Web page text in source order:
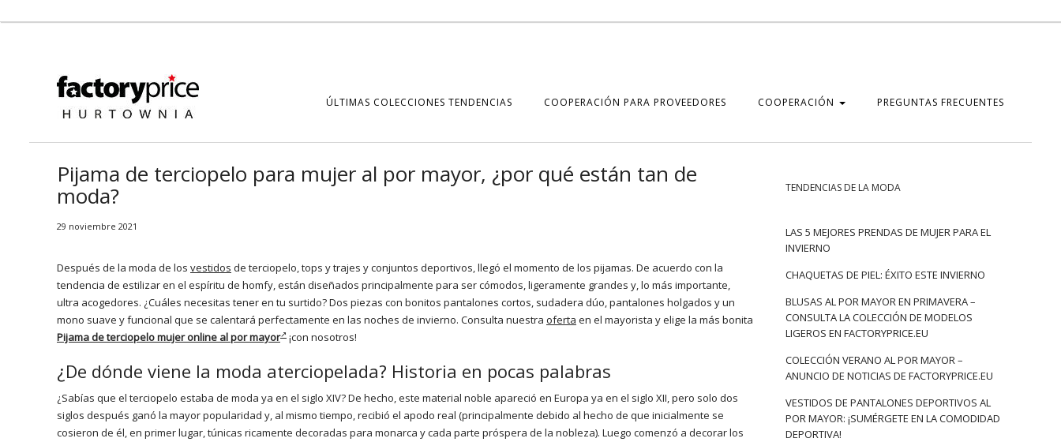
ÚLTIMAS COLECCIONES TENDENCIAS COOPERACIÓN PARA PROVEEDORES COOPERACIÓN PREGUNTAS FRECUENTES
Pijama de terciopelo para mujer al por mayor, ¿por qué están tan de
moda?
29 noviembre 2021
Después de la moda de los vestidos de terciopelo, tops y trajes y conjuntos deportivos, llegó el momento de los pijamas. De acuerdo con la
tendencia de estilizar en el espíritu de homfy, están diseñados principalmente para ser cómodos, ligeramente grandes y, lo más importante,
ultra acogedores. ¿Cuáles necesitas tener en tu surtido? Dos piezas con bonitos pantalones cortos, sudadera dúo, pantalones holgados y un
mono suave y funcional que se calentará perfectamente en las noches de invierno. Consulta nuestra oferta en el mayorista y elige la más bonita
Pijama de terciopelo mujer online al por mayor
¡con nosotros!
¿De dónde viene la moda aterciopelada? Historia en pocas palabras
¿Sabías que el terciopelo estaba de moda ya en el siglo XIV? De hecho, este material noble apareció en Europa ya en el siglo XII, pero solo dos
siglos después ganó la mayor popularidad y, al mismo tiempo, recibió el apodo real (principalmente debido al hecho de que inicialmente se
cosieron de él, en primer lugar, túnicas ricamente decoradas para monarca y cada parte próspera de la nobleza). Luego comenzó a decorar los
TENDENCIAS DE LA MODA
LAS 5 MEJORES PRENDAS DE MUJER PARA EL
INVIERNO
CHAQUETAS DE PIEL: ÉXITO ESTE INVIERNO
BLUSAS AL POR MAYOR EN PRIMAVERA –
CONSULTA LA COLECCIÓN DE MODELOS
LIGEROS EN FACTORYPRICE.EU
COLECCIÓN VERANO AL POR MAYOR –
ANUNCIO DE NOTICIAS DE FACTORYPRICE.EU
VESTIDOS DE PANTALONES DEPORTIVOS AL
POR MAYOR: ¡SUMÉRGETE EN LA COMODIDAD
DEPORTIVA!